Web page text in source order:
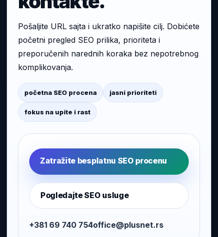
Pošaljite URL sajta i ukratko napišite cilj. Dobićete
početni pregled SEO prilika, prioriteta i
preporučenih narednih koraka bez nepotrebnog
komplikovanja.
početna SEO procena jasni prioriteti
fokus na upite i rast
Zatražite besplatnu SEO procenu
Pogledajte SEO usluge
+381 69 740 754office@plusnet.rs